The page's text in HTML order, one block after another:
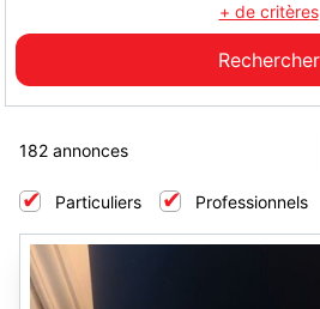
+ de critères
182 annonces
Particuliers Professionnels